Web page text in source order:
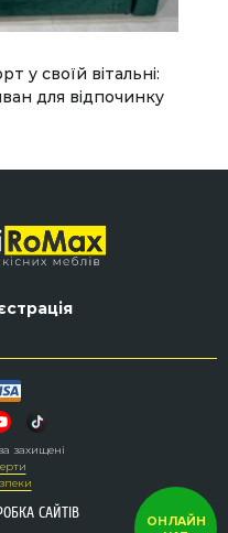
у своїй вітальні:
для відпочинку
захищені
САЙТІВ
САЙТІВ
ОНЛАЙН